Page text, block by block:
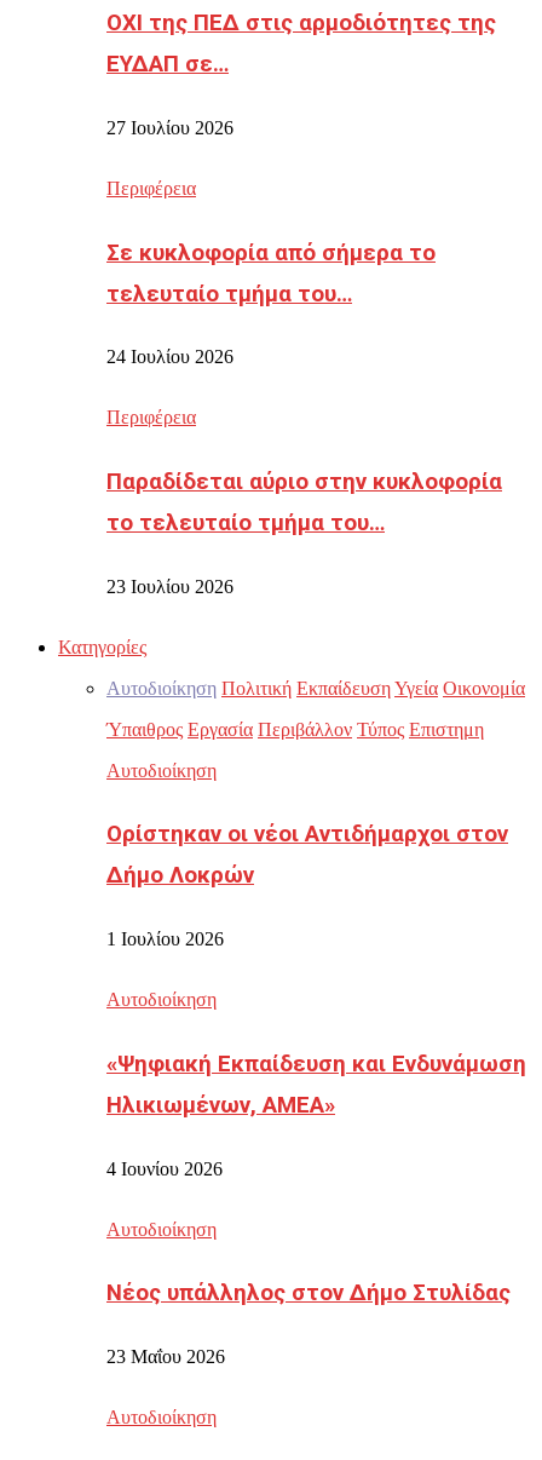
ΟΧΙ της ΠΕΔ στις αρμοδιότητες της
ΕΥΔΑΠ σε…
27 Ιουλίου 2026
Περιφέρεια
Σε κυκλοφορία από σήμερα το
τελευταίο τμήμα του…
24 Ιουλίου 2026
Περιφέρεια
Παραδίδεται αύριο στην κυκλοφορία
το τελευταίο τμήμα του…
23 Ιουλίου 2026
Κατηγορίες
Αυτοδιοίκηση Πολιτική ΕκπαίδευσηΥγεία Οικονομία
Ύπαιθρος Εργασία Περιβάλλον Τύπος Επιστημη
Αυτοδιοίκηση
Ορίστηκαν οι νέοι Αντιδήμαρχοι στον
Δήμο Λοκρών
1 Ιουλίου 2026
Αυτοδιοίκηση
«Ψηφιακή Εκπαίδευση και Ενδυνάμωση
Ηλικιωμένων, ΑΜΕΑ»
4 Ιουνίου 2026
Αυτοδιοίκηση
Νέος υπάλληλος στον Δήμο Στυλίδας
23 Μαΐου 2026
Αυτοδιοίκηση